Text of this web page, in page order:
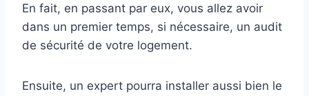
En fait, en passant par eux, vous allez avoir
dans un premier temps, si nécessaire, un audit
de sécurité de votre logement.
Ensuite, un expert pourra installer aussi bien le